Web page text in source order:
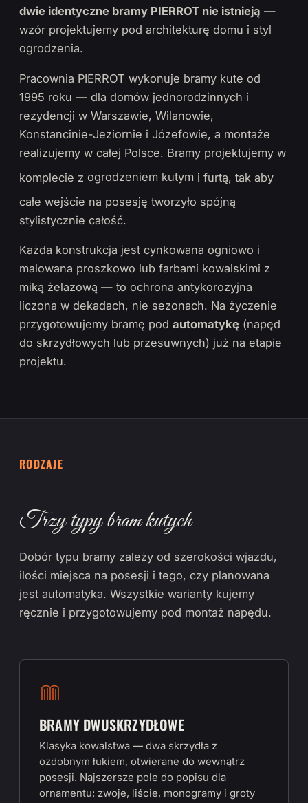
dwie identyczne bramy PIERROT nie istnieją —
wzór projektujemy pod architekturę domu i styl
ogrodzenia.
Pracownia PIERROT wykonuje bramy kute od
1995 roku — dla domów jednorodzinnych i
rezydencji w Warszawie, Wilanowie,
Konstancinie-Jeziornie i Józefowie, a montaże
realizujemy w całej Polsce. Bramy projektujemy w
komplecie z ogrodzeniem kutym i furtą, tak aby
całe wejście na posesję tworzyło spójną
stylistycznie całość.
Każda konstrukcja jest cynkowana ogniowo i
malowana proszkowo lub farbami kowalskimi z
miką żelazową — to ochrona antykorozyjna
liczona w dekadach, nie sezonach. Na życzenie
przygotowujemy bramę pod automatykę (napęd
do skrzydłowych lub przesuwnych) już na etapie
projektu.
RODZAJE
Trzy typy bram kutych
Dobór typu bramy zależy od szerokości wjazdu,
ilości miejsca na posesji i tego, czy planowana
jest automatyka. Wszystkie warianty kujemy
ręcznie i przygotowujemy pod montaż napędu.
BRAMY DWUSKRZYDŁOWE
Klasyka kowalstwa — dwa skrzydła z
ozdobnym łukiem, otwierane do wewnątrz
posesji. Najszersze pole do popisu dla
ornamentu: zwoje, liście, monogramy i groty